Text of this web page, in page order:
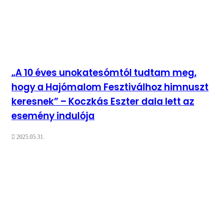
„A 10 éves unokatesómtól tudtam meg,
hogy a Hajómalom Fesztiválhoz himnuszt
keresnek” – Koczkás Eszter dala lett az
esemény indulója
2025.05.31.